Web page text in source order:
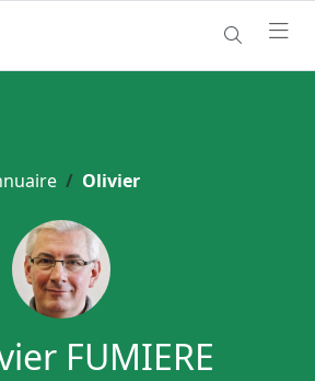
Olivier
FUMIERE